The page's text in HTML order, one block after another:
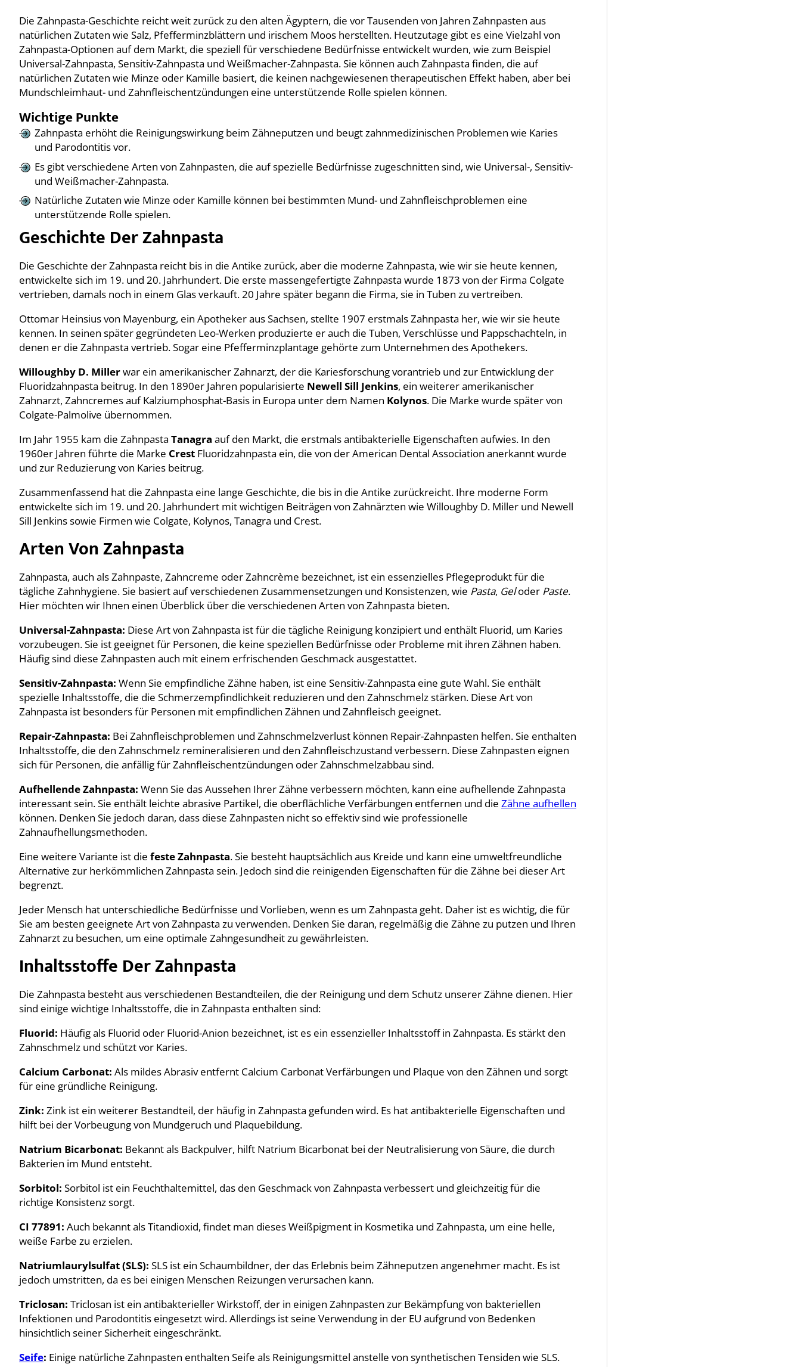
Die Zahnpasta-Geschichte reicht weit zurück zu den alten Ägyptern, die vor Tausenden von Jahren Zahnpasten aus
natürlichen Zutaten wie Salz, Pfefferminzblättern und irischem Moos herstellten. Heutzutage gibt es eine Vielzahl von
Zahnpasta-Optionen auf dem Markt, die speziell für verschiedene Bedürfnisse entwickelt wurden, wie zum Beispiel
Universal-Zahnpasta, Sensitiv-Zahnpasta und Weißmacher-Zahnpasta. Sie können auch Zahnpasta finden, die auf
natürlichen Zutaten wie Minze oder Kamille basiert, die keinen nachgewiesenen therapeutischen Effekt haben, aber bei
Mundschleimhaut- und Zahnfleischentzündungen eine unterstützende Rolle spielen können.
Wichtige Punkte
Zahnpasta erhöht die Reinigungswirkung beim Zähneputzen und beugt zahnmedizinischen Problemen wie Karies
und Parodontitis vor.
Es gibt verschiedene Arten von Zahnpasten, die auf spezielle Bedürfnisse zugeschnitten sind, wie Universal-, Sensitiv-
und Weißmacher-Zahnpasta.
Natürliche Zutaten wie Minze oder Kamille können bei bestimmten Mund- und Zahnfleischproblemen eine
unterstützende Rolle spielen.
Geschichte Der Zahnpasta
Die Geschichte der Zahnpasta reicht bis in die Antike zurück, aber die moderne Zahnpasta, wie wir sie heute kennen,
entwickelte sich im 19. und 20. Jahrhundert. Die erste massengefertigte Zahnpasta wurde 1873 von der Firma Colgate
vertrieben, damals noch in einem Glas verkauft. 20 Jahre später begann die Firma, sie in Tuben zu vertreiben.
Ottomar Heinsius von Mayenburg, ein Apotheker aus Sachsen, stellte 1907 erstmals Zahnpasta her, wie wir sie heute
kennen. In seinen später gegründeten Leo-Werken produzierte er auch die Tuben, Verschlüsse und Pappschachteln, in
denen er die Zahnpasta vertrieb. Sogar eine Pfefferminzplantage gehörte zum Unternehmen des Apothekers.
Willoughby D. Millerwar ein amerikanischer Zahnarzt, der die Kariesforschung vorantrieb und zur Entwicklung der
Fluoridzahnpasta beitrug. In den 1890er Jahren popularisierte Newell Sill Jenkins, ein weiterer amerikanischer
Zahnarzt, Zahncremes auf Kalziumphosphat-Basis in Europa unter dem Namen Kolynos. Die Marke wurde später von
Colgate-Palmolive übernommen.
Im Jahr 1955 kam die Zahnpasta Tanagra auf den Markt, die erstmals antibakterielle Eigenschaften aufwies. In den
1960er Jahren führte die Marke Crest Fluoridzahnpasta ein, die von der American Dental Association anerkannt wurde
und zur Reduzierung von Karies beitrug.
Zusammenfassend hat die Zahnpasta eine lange Geschichte, die bis in die Antike zurückreicht. Ihre moderne Form
entwickelte sich im 19. und 20. Jahrhundert mit wichtigen Beiträgen von Zahnärzten wie Willoughby D. Miller und Newell
Sill Jenkins sowie Firmen wie Colgate, Kolynos, Tanagra und Crest.
Arten Von Zahnpasta
Zahnpasta, auch als Zahnpaste, Zahncreme oder Zahncrème bezeichnet, ist ein essenzielles Pflegeprodukt für die
tägliche Zahnhygiene. Sie basiert auf verschiedenen Zusammensetzungen und Konsistenzen, wie Pasta, Geloder Paste.
Hier möchten wir Ihnen einen Überblick über die verschiedenen Arten von Zahnpasta bieten.
Universal-Zahnpasta: Diese Art von Zahnpasta ist für die tägliche Reinigung konzipiert und enthält Fluorid, um Karies
vorzubeugen. Sie ist geeignet für Personen, die keine speziellen Bedürfnisse oder Probleme mit ihren Zähnen haben.
Häufig sind diese Zahnpasten auch mit einem erfrischenden Geschmack ausgestattet.
Sensitiv-Zahnpasta: Wenn Sie empfindliche Zähne haben, ist eine Sensitiv-Zahnpasta eine gute Wahl. Sie enthält
spezielle Inhaltsstoffe, die die Schmerzempfindlichkeit reduzieren und den Zahnschmelz stärken. Diese Art von
Zahnpasta ist besonders für Personen mit empfindlichen Zähnen und Zahnfleisch geeignet.
Repair-Zahnpasta: Bei Zahnfleischproblemen und Zahnschmelzverlust können Repair-Zahnpasten helfen. Sie enthalten
Inhaltsstoffe, die den Zahnschmelz remineralisieren und den Zahnfleischzustand verbessern. Diese Zahnpasten eignen
sich für Personen, die anfällig für Zahnfleischentzündungen oder Zahnschmelzabbau sind.
Aufhellende Zahnpasta: Wenn Sie das Aussehen Ihrer Zähne verbessern möchten, kann eine aufhellende Zahnpasta
interessant sein. Sie enthält leichte abrasive Partikel, die oberflächliche Verfärbungen entfernen und die Zähne aufhellen
können. Denken Sie jedoch daran, dass diese Zahnpasten nicht so effektiv sind wie professionelle
Zahnaufhellungsmethoden.
Eine weitere Variante ist die feste Zahnpasta. Sie besteht hauptsächlich aus Kreide und kann eine umweltfreundliche
Alternative zur herkömmlichen Zahnpasta sein. Jedoch sind die reinigenden Eigenschaften für die Zähne bei dieser Art
begrenzt.
Jeder Mensch hat unterschiedliche Bedürfnisse und Vorlieben, wenn es um Zahnpasta geht. Daher ist es wichtig, die für
Sie am besten geeignete Art von Zahnpasta zu verwenden. Denken Sie daran, regelmäßig die Zähne zu putzen und Ihren
Zahnarzt zu besuchen, um eine optimale Zahngesundheit zu gewährleisten.
Inhaltsstoffe Der Zahnpasta
Die Zahnpasta besteht aus verschiedenen Bestandteilen, die der Reinigung und dem Schutz unserer Zähne dienen. Hier
sind einige wichtige Inhaltsstoffe, die in Zahnpasta enthalten sind:
Fluorid: Häufig als Fluorid oder Fluorid-Anion bezeichnet, ist es ein essenzieller Inhaltsstoff in Zahnpasta. Es stärkt den
Zahnschmelz und schützt vor Karies.
Calcium Carbonat: Als mildes Abrasiv entfernt Calcium Carbonat Verfärbungen und Plaque von den Zähnen und sorgt
für eine gründliche Reinigung.
Zink: Zink ist ein weiterer Bestandteil, der häufig in Zahnpasta gefunden wird. Es hat antibakterielle Eigenschaften und
hilft bei der Vorbeugung von Mundgeruch und Plaquebildung.
Natrium Bicarbonat: Bekannt als Backpulver, hilft Natrium Bicarbonat bei der Neutralisierung von Säure, die durch
Bakterien im Mund entsteht.
Sorbitol: Sorbitol ist ein Feuchthaltemittel, das den Geschmack von Zahnpasta verbessert und gleichzeitig für die
richtige Konsistenz sorgt.
CI 77891: Auch bekannt als Titandioxid, findet man dieses Weißpigment in Kosmetika und Zahnpasta, um eine helle,
weiße Farbe zu erzielen.
Natriumlaurylsulfat (SLS): SLS ist ein Schaumbildner, der das Erlebnis beim Zähneputzen angenehmer macht. Es ist
jedoch umstritten, da es bei einigen Menschen Reizungen verursachen kann.
Triclosan: Triclosan ist ein antibakterieller Wirkstoff, der in einigen Zahnpasten zur Bekämpfung von bakteriellen
Infektionen und Parodontitis eingesetzt wird. Allerdings ist seine Verwendung in der EU aufgrund von Bedenken
hinsichtlich seiner Sicherheit eingeschränkt.
Seife: Einige natürliche Zahnpasten enthalten Seife als Reinigungsmittel anstelle von synthetischen Tensiden wie SLS.